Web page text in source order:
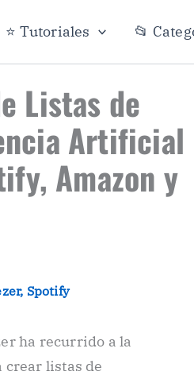
⭐ Tutoriales 📂
Listas de
Artificial
Amazon y
, Spotify
ha recurrido a la
listas de